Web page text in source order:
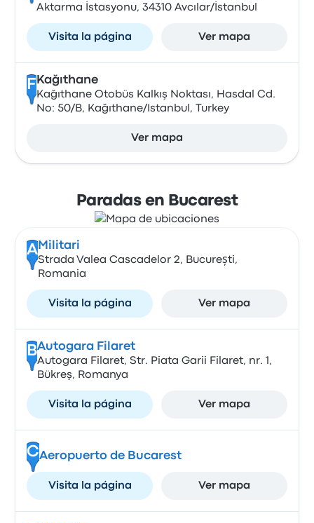
Aktarma İstasyonu, 34310 Avcılar/İstanbul
Visita la página Ver mapa
F Kağıthane
Kağıthane Otobüs Kalkış Noktası, Hasdal Cd.
No: 50/B, Kağıthane/Istanbul, Turkey
Ver mapa
Paradas en Bucarest
A Militari
Strada Valea Cascadelor 2, București,
Romania
Visita la página Ver mapa
BAutogara Filaret
Autogara Filaret, Str. Piata Garii Filaret, nr. 1,
Bükreş, Romanya
Visita la página Ver mapa
CAeropuerto de Bucarest
Visita la página Ver mapa